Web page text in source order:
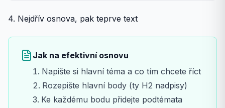
4. Nejdřív osnova, pak teprve text
Jak na efektivní osnovu
Napište si hlavní téma a co tím chcete říct
Rozepište hlavní body (ty H2 nadpisy)
Ke každému bodu přidejte podtémata